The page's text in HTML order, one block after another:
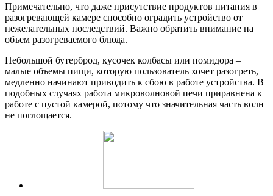
Примечательно, что даже присутствие продуктов питания в
разогревающей камере способно оградить устройство от
нежелательных последствий. Важно обратить внимание на
объем разогреваемого блюда.
Небольшой бутерброд, кусочек колбасы или помидора –
малые объемы пищи, которую пользователь хочет разогреть,
медленно начинают приводить к сбою в работе устройства. В
подобных случаях работа микроволновой печи приравнена к
работе с пустой камерой, потому что значительная часть волн
не поглощается.